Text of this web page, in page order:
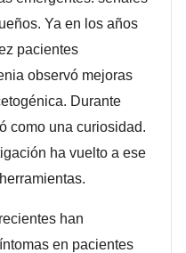
Ya en los años
pacientes
observó mejoras
Durante
como una curiosidad.
ha vuelto a ese
han
en pacientes